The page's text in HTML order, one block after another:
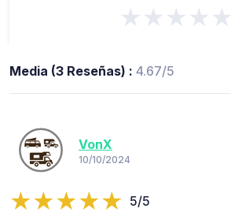
★★★★★
Media (3 Reseñas) : 4.67/5
VonX
10/10/2024
5/5